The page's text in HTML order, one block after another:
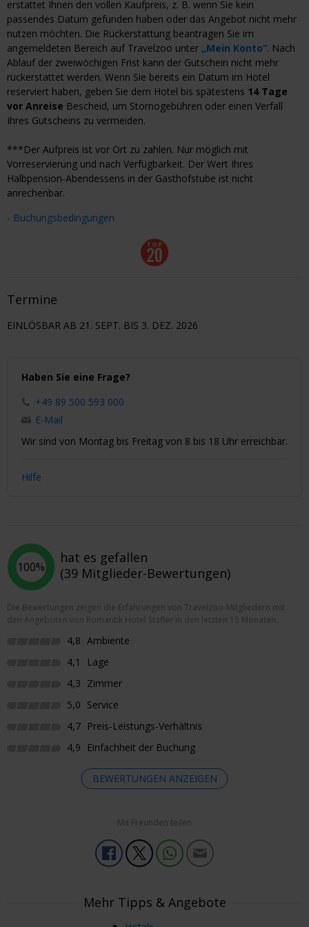
erstattet Ihnen den vollen Kaufpreis, z. B. wenn Sie kein
passendes Datum gefunden haben oder das Angebot nicht mehr
nutzen möchten. Die Rückerstattung beantragen Sie im
angemeldeten Bereich auf Travelzoo unter „Mein Konto“. Nach
Ablauf der zweiwöchigen Frist kann der Gutschein nicht mehr
rückerstattet werden. Wenn Sie bereits ein Datum im Hotel
reserviert haben, geben Sie dem Hotel bis spätestens 14 Tage
vor Anreise Bescheid, um Stornogebühren oder einen Verfall
Ihres Gutscheins zu vermeiden.
***Der Aufpreis ist vor Ort zu zahlen. Nur möglich mit
Vorreservierung und nach Verfügbarkeit. Der Wert Ihres
Halbpension-Abendessens in der Gasthofstube ist nicht
anrechenbar.
- Buchungsbedingungen
Termine
EINLÖSBAR AB 21. SEPT. BIS 3. DEZ. 2026
Haben Sie eine Frage?
+49 89 500 593 000
E-Mail
Wir sind von Montag bis Freitag von 8 bis 18 Uhr erreichbar.
Hilfe
100%
hat es gefallen
(39 Mitglieder-Bewertungen)
Die Bewertungen zeigen die Erfahrungen von Travelzoo-Mitgliedern mit
den Angeboten von Romantik Hotel Stafler in den letzten 15 Monaten.
4,8 Ambiente
4,1
Lage
4,3 Zimmer
5,0 Service
4,7 Preis-Leistungs-Verhältnis
4,9
Einfachheit der Buchung
BEWERTUNGEN ANZEIGEN
Weitere Anmerkungen
Eine Außendusche (z.B. in Teichnähe) wäre schön.
Mit Freunden teilen
Mehr Tipps & Angebote